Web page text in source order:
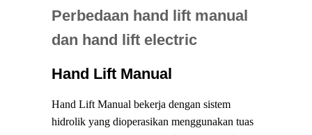
Perbedaan hand lift manual
dan hand lift electric
Hand Lift Manual
Hand Lift Manual bekerja dengan sistem
hidrolik yang dioperasikan menggunakan tuas